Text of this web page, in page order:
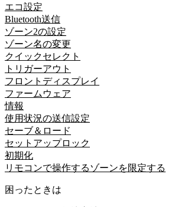
エコ設定
Bluetooth送信
ゾーン2の設定
ゾーン名の変更
クイックセレクト
トリガーアウト
フロントディスプレイ
ファームウェア
情報
使用状況の送信設定
セーブ＆ロード
セットアップロック
初期化
リモコンで操作するゾーンを限定する
困ったときは